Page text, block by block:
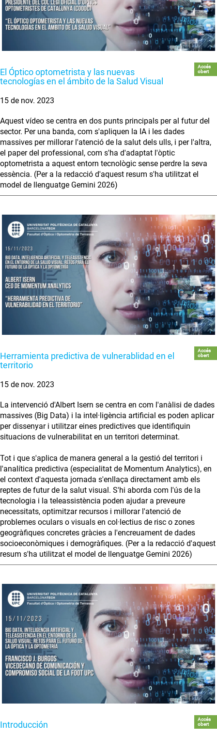
El Óptico optometrista y las nuevas
tecnologías en el ámbito de la Salud Visual
Accés
obert
15 de nov. 2023
Aquest vídeo se centra en dos punts principals per al futur del
sector. Per una banda, com s'apliquen la IA i les dades
massives per millorar l'atenció de la salut dels ulls, i per l'altra,
el paper del professional, com s'ha d'adaptat l'òptic
optometrista a aquest entorn tecnològic sense perdre la seva
essència. (Per a la redacció d'aquest resum s'ha utilitzat el
model de llenguatge Gemini 2026)
Herramienta predictiva de vulnerablidad en el
territorio
Accés
obert
15 de nov. 2023
La intervenció d'Albert Isern se centra en com l'anàlisi de dades
massives (Big Data) i la intel·ligència artificial es poden aplicar
per dissenyar i utilitzar eines predictives que identifiquin
situacions de vulnerabilitat en un territori determinat.
Tot i que s'aplica de manera general a la gestió del territori i
l'analítica predictiva (especialitat de Momentum Analytics), en
el context d'aquesta jornada s'enllaça directament amb els
reptes de futur de la salut visual. S'hi aborda com l'ús de la
tecnologia i la teleassistència poden ajudar a preveure
necessitats, optimitzar recursos i millorar l'atenció de
problemes oculars o visuals en col·lectius de risc o zones
geogràfiques concretes gràcies a l'encreuament de dades
socioeconòmiques i demogràfiques. (Per a la redacció d'aquest
resum s'ha utilitzat el model de llenguatge Gemini 2026)
Introducción
Accés
obert